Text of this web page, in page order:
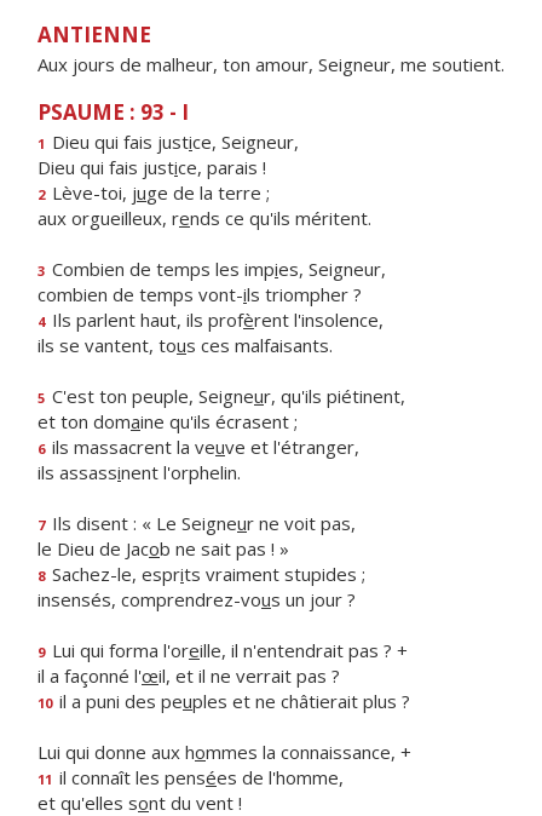
ANTIENNE
Aux jours de malheur, ton amour, Seigneur, me soutient.
PSAUME : 93 - I
1 Dieu qui fais justice, Seigneur,
Dieu qui fais justice, parais !
2 Lève-toi, juge de la terre ;
aux orgueilleux, rends ce qu'ils méritent.
3 Combien de temps les impies, Seigneur,
combien de temps vont-ils triompher ?
4 Ils parlent haut, ils profèrent l'insolence,
ils se vantent, tous ces malfaisants.
5 C'est ton peuple, Seigneur, qu'ils piétinent,
et ton domaine qu'ils écrasent ;
6 ils massacrent la veuve et l'étranger,
ils assassinent l'orphelin.
7 Ils disent : « Le Seigneur ne voit pas,
le Dieu de Jacob ne sait pas ! »
8 Sachez-le, esprits vraiment stupides ;
insensés, comprendrez-vous un jour ?
9 Lui qui forma l'oreille, il n'entendrait pas ? +
il a façonné l'œil, et il ne verrait pas ?
10 il a puni des peuples et ne châtierait plus ?
Lui qui donne aux hommes la connaissance, +
11 il connaît les pensées de l'homme,
et qu'elles sont du vent !